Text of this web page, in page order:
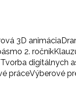
3D animácia
2. ročník
Tvorba digitálnych
práceVýberové